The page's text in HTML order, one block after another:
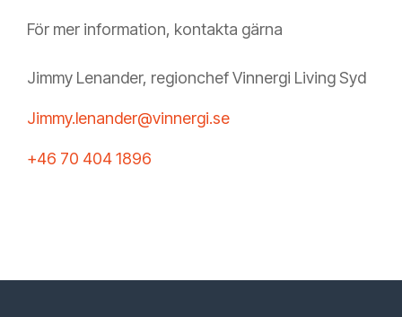
För mer information, kontakta gärna
Jimmy Lenander, regionchef Vinnergi Living Syd
Jimmy.lenander@vinnergi.se
+46 70 404 1896